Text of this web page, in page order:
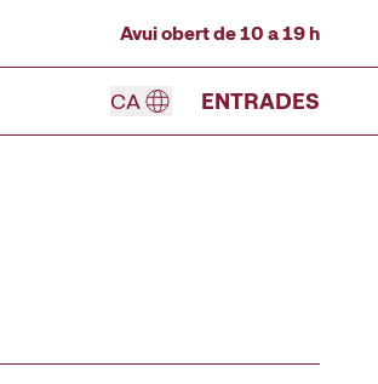
Avui obert de 10 a 19 h
CA ENTRADES